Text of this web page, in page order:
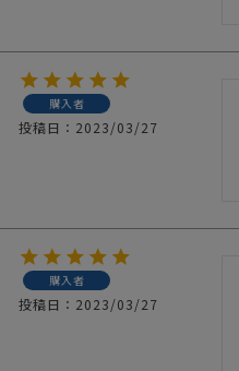
購入者
投稿日 2023/03/27
購入者
投稿日 2023/03/27